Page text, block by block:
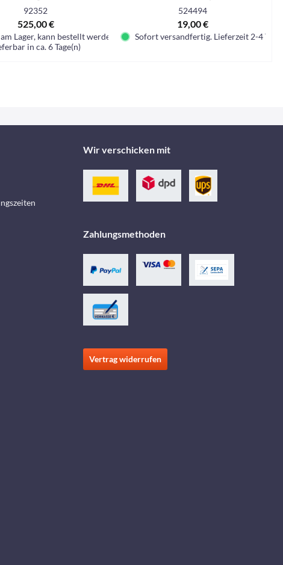
92352
525,00 €
Lager, kann bestellt werden
in ca. 6 Tage(n)
524494
19,00 €
Sofort versandfertig. Lieferzeit 2-4 Tage.
Wir verschicken mit
Zahlungsmethoden
Vertrag widerrufen